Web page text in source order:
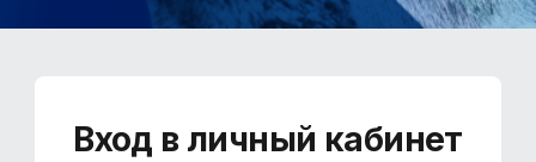
Вход в личный кабинет